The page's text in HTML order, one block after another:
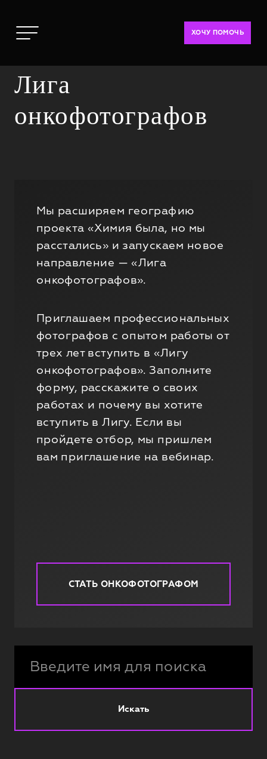
ХОЧУ ПОМОЧЬ
Лига
онкофотографов
Мы расширяем географию
проекта «Химия была, но мы
расстались» и запускаем новое
направление — «Лига
онкофотографов».
Приглашаем профессиональных
фотографов с опытом работы от
трех лет вступить в «Лигу
онкофотографов». Заполните
форму, расскажите о своих
работах и почему вы хотите
вступить в Лигу. Если вы
пройдете отбор, мы пришлем
вам приглашение на вебинар.
СТАТЬ ОНКОФОТОГРАФОМ
Искать